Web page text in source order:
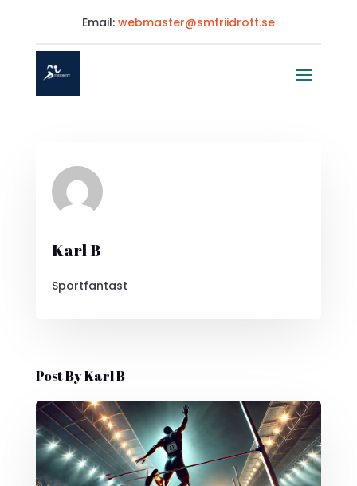
Email: webmaster@smfriidrott.se
Karl B
Sportfantast
Post By Karl B